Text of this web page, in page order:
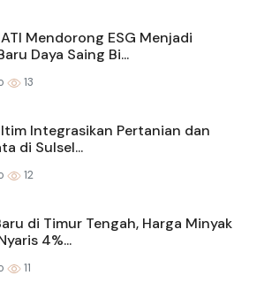
Mendorong ESG Menjadi
Daya Saing Bi...
13
Integrasikan Pertanian dan
di Sulsel...
12
di Timur Tengah, Harga Minyak
4%...
11